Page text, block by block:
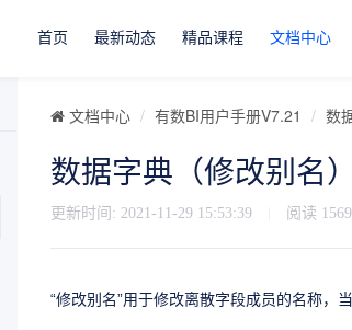
首页 最新动态 精品课程 文档中心
文档中心 有数BI用户手册V7.21 数
数据字典（修改别名）
更新时间: 2021-11-29 15:53:39 阅读 1569
“修改别名”用于修改离散字段成员的名称，